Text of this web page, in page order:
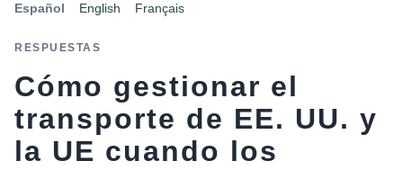
Español English Français
RESPUESTAS
Cómo gestionar el
transporte de EE. UU. y
la UE cuando los